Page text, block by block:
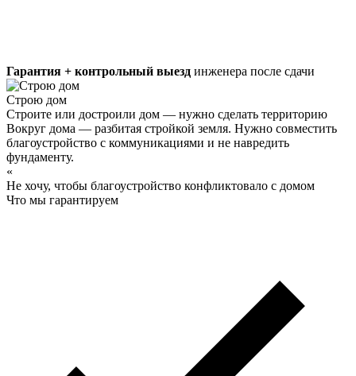
Гарантия + контрольный выезд инженера после сдачи
Строю дом
Строите или достроили дом — нужно сделать территорию
Вокруг дома — разбитая стройкой земля. Нужно совместить
благоустройство с коммуникациями и не навредить
фундаменту.
«
Не хочу, чтобы благоустройство конфликтовало с домом
Что мы гарантируем